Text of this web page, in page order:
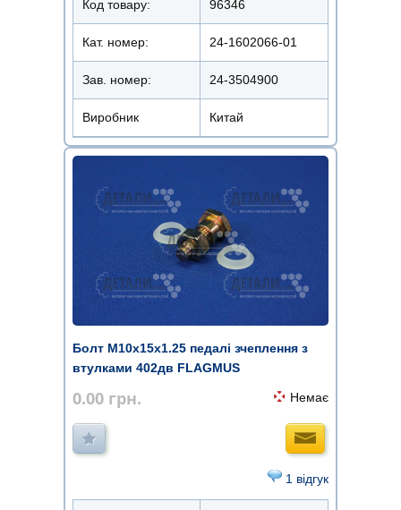
Код товару: 96346
Кат. номер: 24-1602066-01
Зав. номер: 24-3504900
Виробник Китай
Болт М10х15х1.25 педалі зчеплення з
втулками 402дв FLAGMUS
0.00 грн. Немає
1 відгук